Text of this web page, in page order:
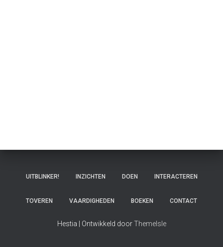
UITBLINKER! INZICHTEN DOEN INTERACTEREN
TOVEREN VAARDIGHEDEN BOEKEN CONTACT
Hestia | Ontwikkeld doorThemeIsle